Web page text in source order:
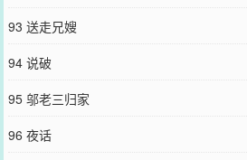
93 送走兄嫂
94 说破
95 邬老三归家
96 夜话